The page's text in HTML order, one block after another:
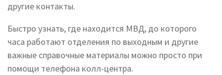
другие контакты.
Быстро узнать, где находится МВД, до которого
часа работают отделения по выходным и другие
важные справочные материалы можно просто при
помощи телефона колл-центра.